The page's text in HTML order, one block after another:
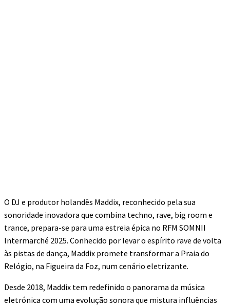
O DJ e produtor holandês Maddix, reconhecido pela sua
sonoridade inovadora que combina techno, rave, big room e
trance, prepara-se para uma estreia épica no RFM SOMNII
Intermarché 2025. Conhecido por levar o espírito rave de volta
às pistas de dança, Maddix promete transformar a Praia do
Relógio, na Figueira da Foz, num cenário eletrizante.
Desde 2018, Maddix tem redefinido o panorama da música
eletrónica com uma evolução sonora que mistura influências